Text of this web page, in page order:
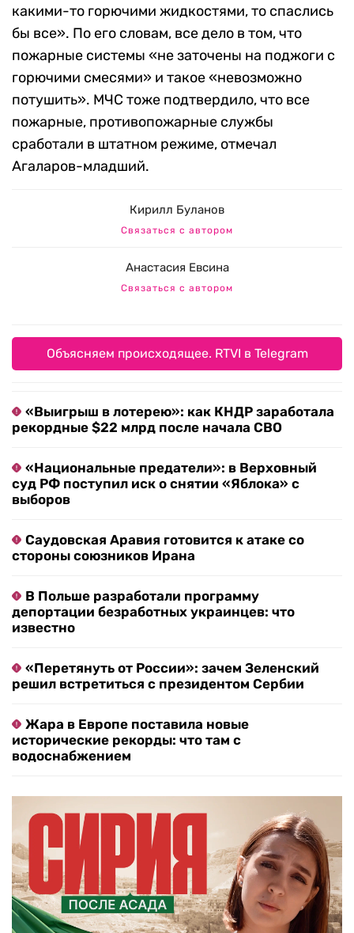
какими-то горючими жидкостями, то спаслись
бы все». По его словам, все дело в том, что
пожарные системы «не заточены на поджоги с
горючими смесями» и такое «невозможно
потушить». МЧС тоже подтвердило, что все
пожарные, противопожарные службы
сработали в штатном режиме, отмечал
Агаларов-младший.
Кирилл Буланов
Связаться с автором
Анастасия Евсина
Связаться с автором
Объясняем происходящее. RTVI в Telegram
«Выигрыш в лотерею»: как КНДР заработала
рекордные $22 млрд после начала СВО
«Национальные предатели»: в Верховный
суд РФ поступил иск о снятии «Яблока» с
выборов
Саудовская Аравия готовится к атаке со
стороны союзников Ирана
В Польше разработали программу
депортации безработных украинцев: что
известно
«Перетянуть от России»: зачем Зеленский
решил встретиться с президентом Сербии
Жара в Европе поставила новые
исторические рекорды: что там с
водоснабжением